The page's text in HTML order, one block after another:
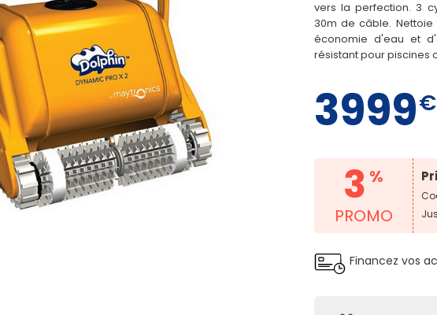
vers la perfection. 3
30m de câble.
économie d'eau et
résistant pour piscines
3999
3 %
PROMO
Financez vos